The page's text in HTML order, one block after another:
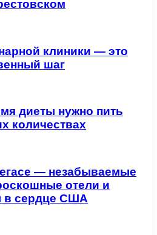
клиники — это
шаг
диеты нужно пить
количествах
— незабываемые
отели и
в сердце США